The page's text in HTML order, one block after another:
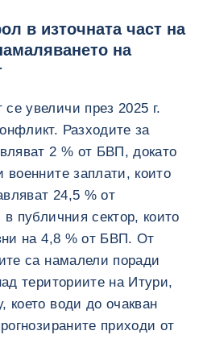
в източната част на
на
увеличи през 2025 г.
Разходите за
2 % от БВП, докато
военните заплати, които
24,5 % от
публичния сектор, които
на 4,8 % от БВП. От
са намалели поради
териториите на Итури,
води до очакван
приходи от